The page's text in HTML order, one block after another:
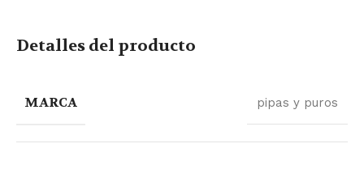
Detalles del producto
MARCA pipas y puros